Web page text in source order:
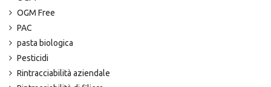
OGM Free
PAC
pasta biologica
Pesticidi
Rintracciabilità aziendale